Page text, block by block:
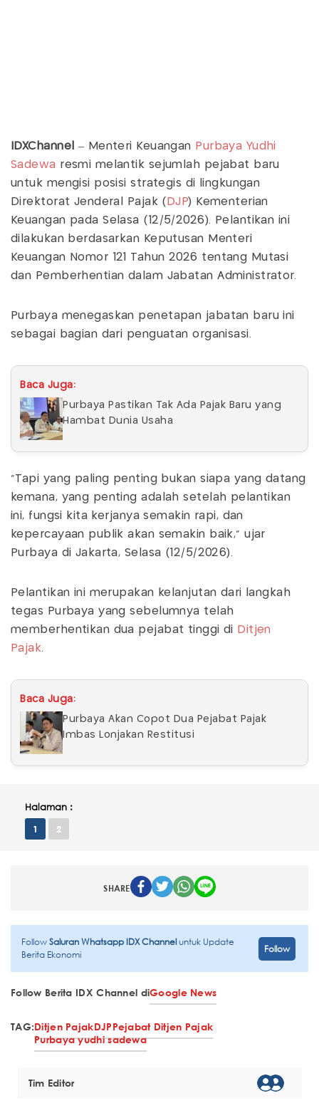
IDXChannel – Menteri Keuangan Purbaya Yudhi
Sadewa resmi melantik sejumlah pejabat baru
untuk mengisi posisi strategis di lingkungan
Direktorat Jenderal Pajak ( DJP) Kementerian
Keuangan pada Selasa (12/5/2026). Pelantikan ini
dilakukan berdasarkan Keputusan Menteri
Keuangan Nomor 121 Tahun 2026 tentang Mutasi
dan Pemberhentian dalam Jabatan Administrator.
Purbaya menegaskan penetapan jabatan baru ini
sebagai bagian dari penguatan organisasi.
Baca Juga:
Purbaya Pastikan Tak Ada Pajak Baru yang
Hambat Dunia Usaha
“Tapi yang paling penting bukan siapa yang datang
kemana, yang penting adalah setelah pelantikan
ini, fungsi kita kerjanya semakin rapi, dan
kepercayaan publik akan semakin baik,” ujar
Purbaya di Jakarta, Selasa (12/5/2026).
Pelantikan ini merupakan kelanjutan dari langkah
tegas Purbaya yang sebelumnya telah
memberhentikan dua pejabat tinggi di Ditjen
Pajak.
Baca Juga:
Purbaya Akan Copot Dua Pejabat Pajak
Imbas Lonjakan Restitusi
Halaman :
1 2
SHARE
FollowSaluran Whatsapp IDX Channeluntuk Update
Berita Ekonomi
Follow
Follow Berita IDX Channel diGoogle News
TAG:Ditjen PajakDJPPejabat Ditjen Pajak
Purbaya yudhi sadewa
Tim Editor